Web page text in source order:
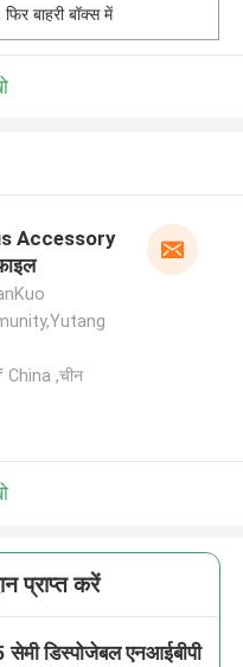
बाहरी बॉक्स में
Accessory
,चीन
प्राप्त करें
डिस्पोजेबल एनआईबीपी